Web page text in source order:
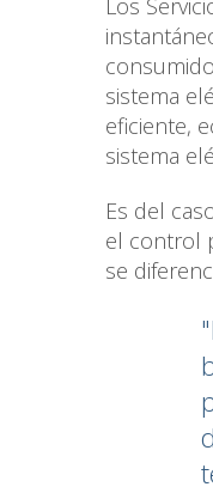
Los
sistema
eficiente,
sistema
Es del
el control
se